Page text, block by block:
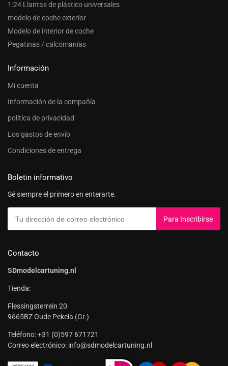
1:24 Llantas de plástico universales
modelo de coche exterior
Modelo de interior de coche
Pegatinas / calcomanías
Información
Mi cuenta
Información de la compañía
política de privacidad
Los gastos de envío
Condiciones de entrega
Boletin informativo
Sé siempre el primero en enterarte.
Contacto
SDmodelcartuning.nl
Tienda:
Flessingsterrein 20
9665BZ Oude Pekela (Gr.)
Teléfono: +31 (0)597 671721
Correo electrónico: info@sdmodelcartuning.nl